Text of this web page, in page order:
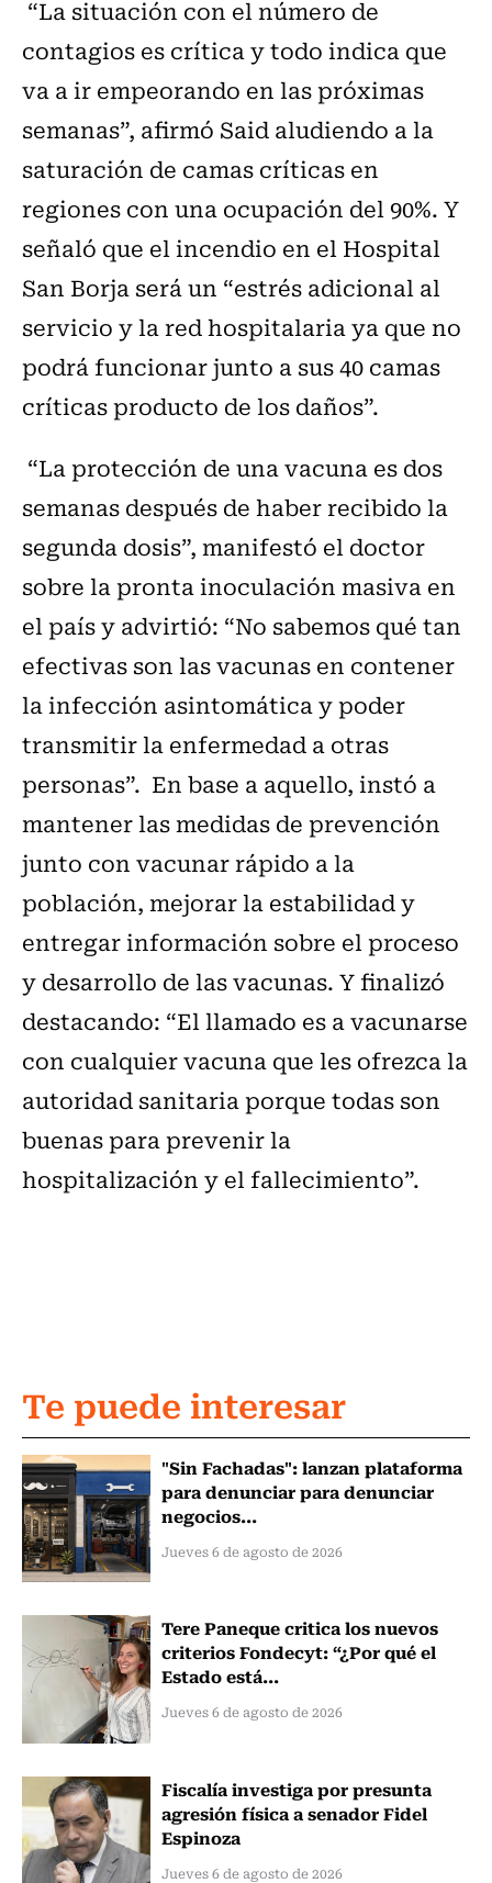
“La situación con el número de
contagios es crítica y todo indica que
va a ir empeorando en las próximas
semanas”, afirmó Said aludiendo a la
saturación de camas críticas en
regiones con una ocupación del 90%. Y
señaló que el incendio en el Hospital
San Borja será un “estrés adicional al
servicio y la red hospitalaria ya que no
podrá funcionar junto a sus 40 camas
críticas producto de los daños”.
“La protección de una vacuna es dos
semanas después de haber recibido la
segunda dosis”, manifestó el doctor
sobre la pronta inoculación masiva en
el país y advirtió: “No sabemos qué tan
efectivas son las vacunas en contener
la infección asintomática y poder
transmitir la enfermedad a otras
personas”. En base a aquello, instó a
mantener las medidas de prevención
junto con vacunar rápido a la
población, mejorar la estabilidad y
entregar información sobre el proceso
y desarrollo de las vacunas. Y finalizó
destacando: “El llamado es a vacunarse
con cualquier vacuna que les ofrezca la
autoridad sanitaria porque todas son
buenas para prevenir la
hospitalización y el fallecimiento”.
Te puede interesar
"Sin Fachadas": lanzan plataforma
para denunciar para denunciar
negocios...
Jueves 6 de agosto de 2026
Tere Paneque critica los nuevos
criterios Fondecyt: “¿Por qué el
Estado está...
Jueves 6 de agosto de 2026
Fiscalía investiga por presunta
agresión física a senador Fidel
Espinoza
Jueves 6 de agosto de 2026